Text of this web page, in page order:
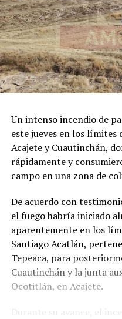
Un intenso incendio de
este jueves en los límites
Acajete y Cuautinchán,
rápidamente y
campo en una zona de
De acuerdo con
el fuego habría iniciado
aparentemente en los
Santiago Acatlán,
Tepeaca, para
Cuautinchán y la junta
Ocotitlán, en Acajete.